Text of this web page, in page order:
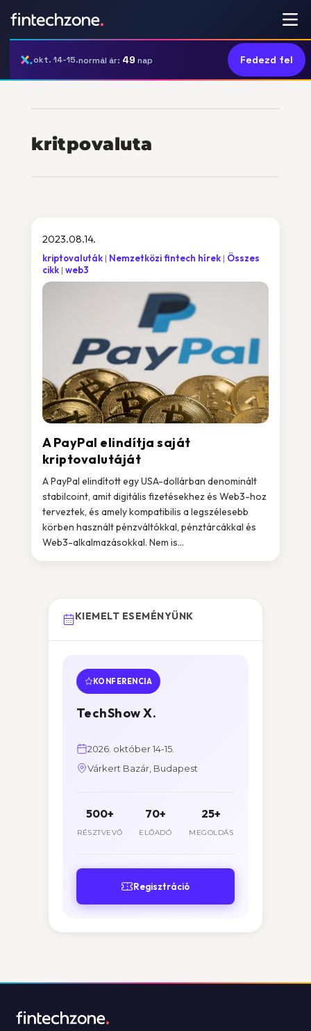
okt. 14-15.normál ár: 49 nap Fedezd fel
kritpovaluta
A PayPal elindítja saját
kriptovalutáját
2023.08.14.
kriptovaluták Nemzetközi fintech hírek
Összes
cikk web3
A PayPal elindított egy USA-dollárban denominált
stabilcoint, amit digitális fizetésekhez és Web3-hoz
terveztek, és amely kompatibilis a legszélesebb
körben használt pénzváltókkal, pénztárcákkal és
Web3-alkalmazásokkal. Nem is...
KIEMELT ESEMÉNYÜNK
KONFERENCIA
TechShow X.
2026. október 14-15.
Várkert Bazár, Budapest
500+
RÉSZTVEVŐ
70+
ELŐADÓ
25+
MEGOLDÁS
Regisztráció